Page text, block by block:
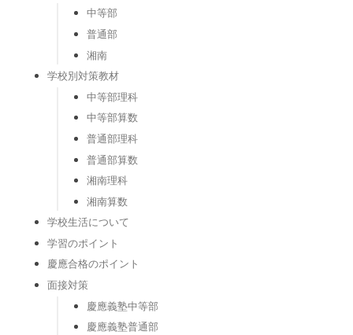
中等部
普通部
湘南
学校別対策教材
中等部理科
中等部算数
普通部理科
普通部算数
湘南理科
湘南算数
学校生活について
学習のポイント
慶應合格のポイント
面接対策
慶應義塾中等部
慶應義塾普通部